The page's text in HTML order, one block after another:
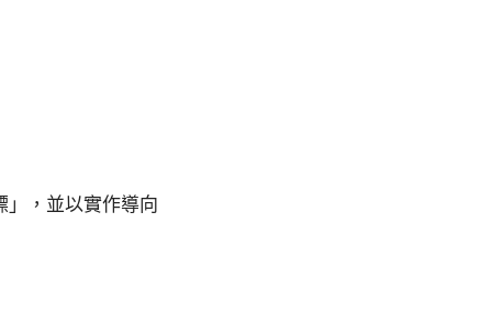
」，並以實作導向